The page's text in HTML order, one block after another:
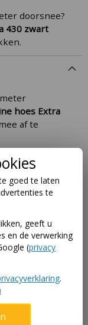
doorsnee?
430 zwart
hoes Extra
af te
cm
andere
product via
goed te laten
te
geeft u
en de verwerking
(privacy
.